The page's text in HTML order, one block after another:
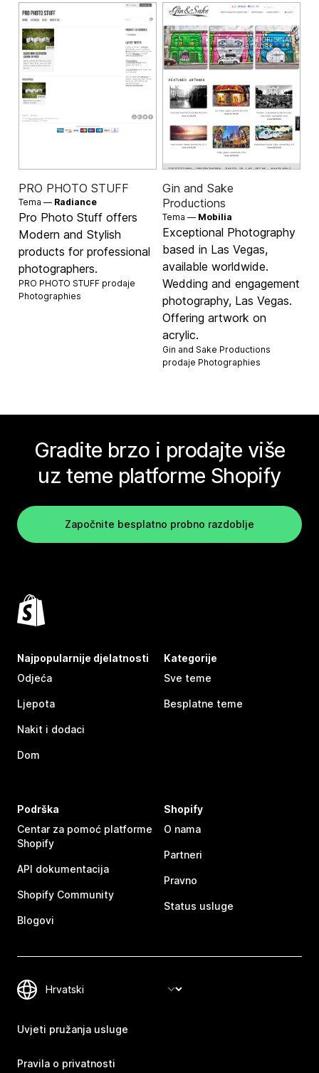
PRO PHOTO STUFF
Tema — Radiance
Pro Photo Stuff offers
Modern and Stylish
products for professional
photographers.
PRO PHOTO STUFF prodaje
Photographies
Gin and Sake
Productions
Tema — Mobilia
Exceptional Photography
based in Las Vegas,
available worldwide.
Wedding and engagement
photography, Las Vegas.
Offering artwork on
acrylic.
Gin and Sake Productions
prodaje Photographies
Gradite brzo i prodajte više
uz teme platforme Shopify
Započnite besplatno probno razdoblje
Najpopularnije djelatnosti
Odjeća
Ljepota
Nakit i dodaci
Dom
Kategorije
Sve teme
Besplatne teme
Podrška
Centar za pomoć platforme
Shopify
API dokumentacija
Shopify Community
Blogovi
Shopify
O nama
Partneri
Pravno
Status usluge
Uvjeti pružanja usluge
Pravila o privatnosti